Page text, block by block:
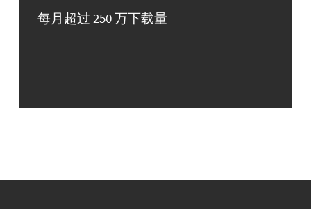
每月超过 250 万下载量